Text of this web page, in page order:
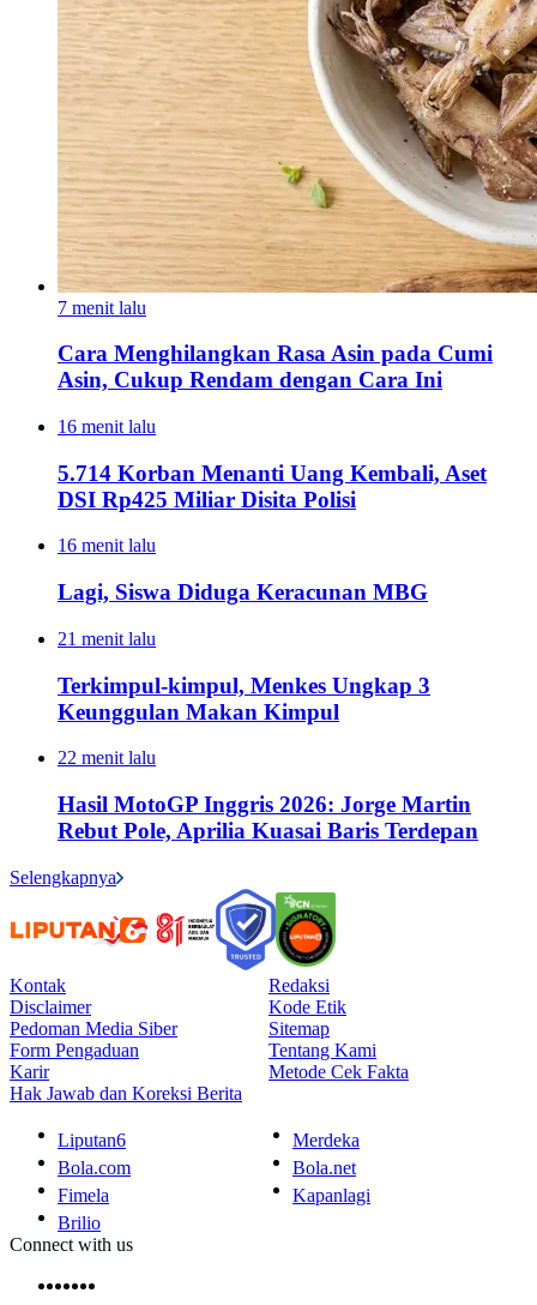
7 menit lalu
Cara Menghilangkan Rasa Asin pada Cumi
Asin, Cukup Rendam dengan Cara Ini
16 menit lalu
5.714 Korban Menanti Uang Kembali, Aset
DSI Rp425 Miliar Disita Polisi
16 menit lalu
Lagi, Siswa Diduga Keracunan MBG
21 menit lalu
Terkimpul-kimpul, Menkes Ungkap 3
Keunggulan Makan Kimpul
22 menit lalu
Hasil MotoGP Inggris 2026: Jorge Martin
Rebut Pole, Aprilia Kuasai Baris Terdepan
Selengkapnya
Kontak
Redaksi
Disclaimer
Kode Etik
Pedoman Media Siber
Sitemap
Form Pengaduan
Tentang Kami
Karir
Metode Cek Fakta
Hak Jawab dan Koreksi Berita
Liputan6
Merdeka
Bola.com
Bola.net
Fimela
Kapanlagi
Brilio
Connect with us